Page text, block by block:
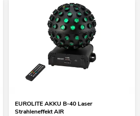
EUROLITE AKKU B-40 Laser
Strahleneffekt AIR